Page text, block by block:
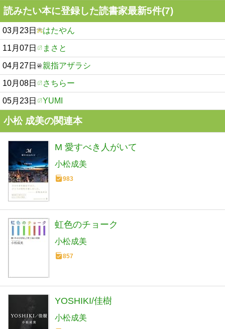
読みたい本に登録した読書家最新5件(7)
03月23日 はたやん
11月07日 まさと
04月27日 親指アザラシ
10月08日 さちらー
05月23日 YUMI
小松 成美の関連本
M 愛すべき人がいて
小松成美
983
虹色のチョーク
小松成美
857
YOSHIKI/佳樹
小松成美